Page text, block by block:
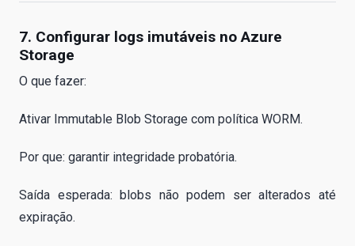
7. Configurar logs imutáveis no Azure
Storage
O que fazer:
Ativar Immutable Blob Storage com política WORM.
Por que: garantir integridade probatória.
Saída esperada: blobs não podem ser alterados até
expiração.